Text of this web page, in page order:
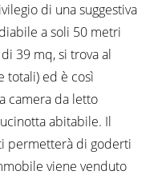
di una suggestiva
a soli 50 metri
39 mq, si trova al
totali) ed è così
camera da letto
abitabile. Il
permetterà di goderti
viene venduto